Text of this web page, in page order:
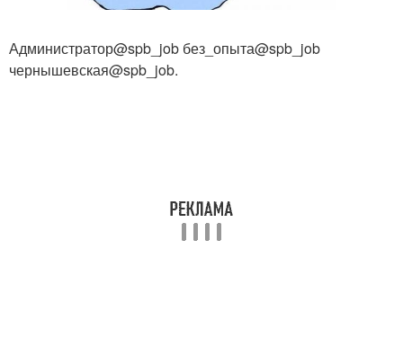
Администратор@spb_job без_опыта@spb_job
чернышевская@spb_job.